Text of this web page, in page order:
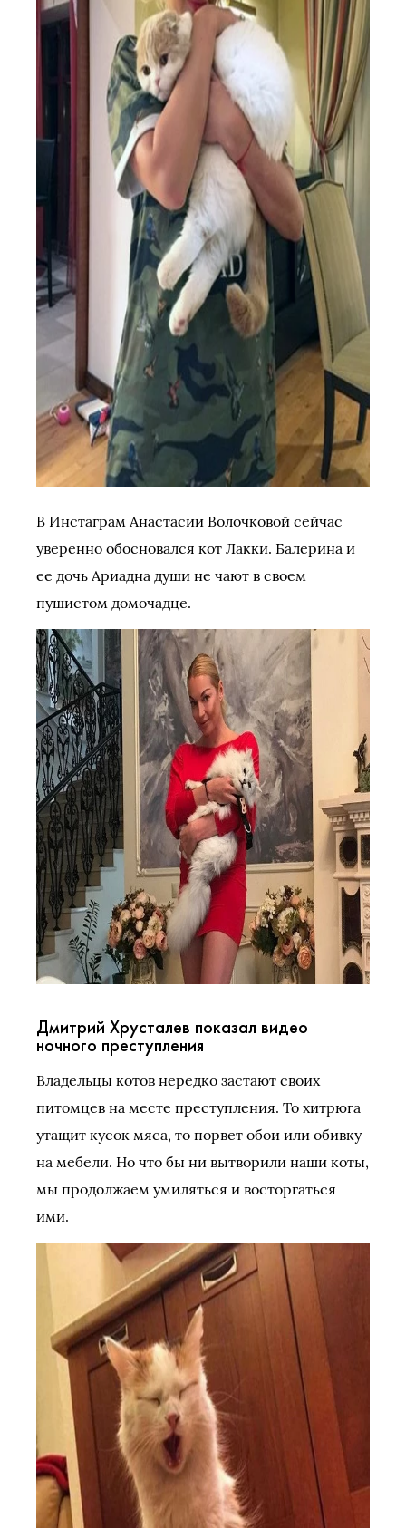
В Инстаграм Анастасии Волочковой сейчас
уверенно обосновался кот Лакки. Балерина и
ее дочь Ариадна души не чают в своем
пушистом домочадце.
Дмитрий Хрусталев показал видео
ночного преступления
Владельцы котов нередко застают своих
питомцев на месте преступления. То хитрюга
утащит кусок мяса, то порвет обои или обивку
на мебели. Но что бы ни вытворили наши коты,
мы продолжаем умиляться и восторгаться
ими.